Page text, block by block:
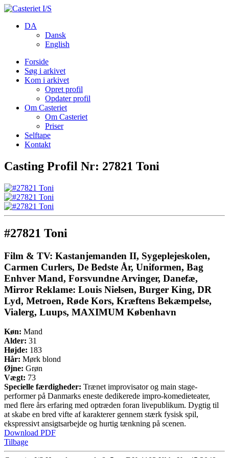
DA
Dansk
English
Forside
Søg i arkivet
Kom i arkivet
Opret profil
Opdater profil
Om Casteriet
Om Casteriet
Priser
Selftape
Kontakt
Casting Profil Nr: 27821 Toni
#27821 Toni
Film & TV: Kastanjemanden II, Sygeplejeskolen,
Carmen Curlers, De Bedste År, Uniformen, Bag
Enhver Mand, Forsvundne Arvinger, Danefæ,
Mirror Reklame: Louis Nielsen, Burger King, DR
Lyd, Metroen, Røde Kors, Kræftens Bekæmpelse,
Vialerg, Luups, MAXIMUM København
Køn: Mand
Alder: 31
Højde: 183
Hår: Mørk blond
Øjne: Grøn
Vægt: 73
Specielle færdigheder: Trænet improvisator og main stage-
performer på Danmarks eneste dedikerede impro-komedieteater,
med flere års erfaring med optræden foran livepublikum. Dygtig til
at skabe en bred vifte af karakterer gennem stærk fysisk spil,
ekspressivt ansigtsarbejde og hurtig tænkning på scenen.
Download PDF
Tilbage